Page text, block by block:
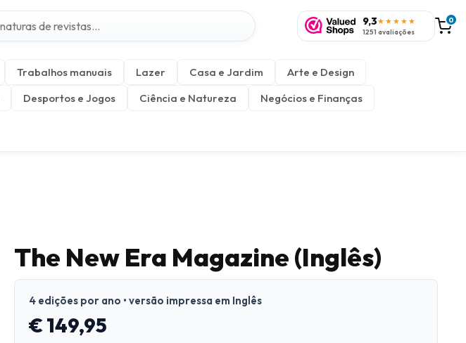
9,3★★★★★
1251 avaliações
0
Trabalhos manuais Lazer Casa e Jardim
Arte e Design
Desportos e Jogos Ciência e Natureza
Negócios e Finanças
The New Era Magazine (Inglês)
4 edições por ano • versão impressa em Inglês
€ 149,95